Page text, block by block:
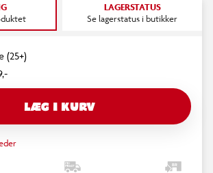
LAGERSTATUS
Se lagerstatus i butikker
(25+)
LÆG I KURV